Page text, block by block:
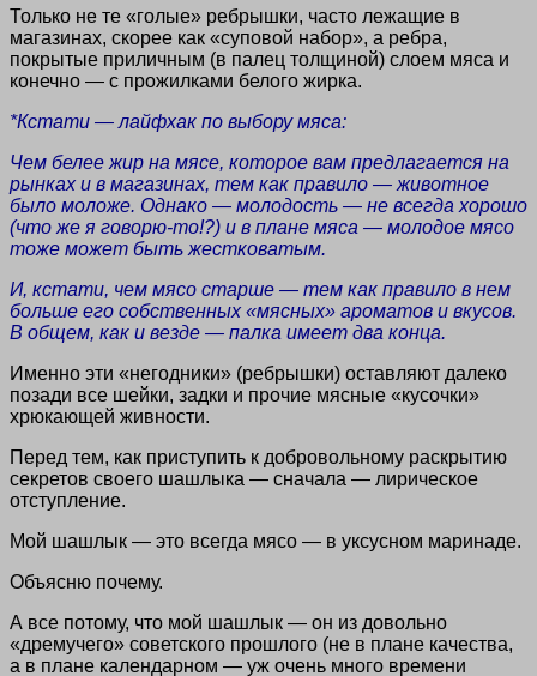
Только не те «голые» ребрышки, часто лежащие в
магазинах, скорее как «суповой набор», а ребра,
покрытые приличным (в палец толщиной) слоем мяса и
конечно — с прожилками белого жирка.
*Кстати — лайфхак по выбору мяса:
Чем белее жир на мясе, которое вам предлагается на
рынках и в магазинах, тем как правило — животное
было моложе. Однако — молодость — не всегда хорошо
(что же я говорю-то!?) и в плане мяса — молодое мясо
тоже может быть жестковатым.
И, кстати, чем мясо старше — тем как правило в нем
больше его собственных «мясных» ароматов и вкусов.
В общем, как и везде — палка имеет два конца.
Именно эти «негодники» (ребрышки) оставляют далеко
позади все шейки, задки и прочие мясные «кусочки»
хрюкающей живности.
Перед тем, как приступить к добровольному раскрытию
секретов своего шашлыка — сначала — лирическое
отступление.
Мой шашлык — это всегда мясо — в уксусном маринаде.
Объясню почему.
А все потому, что мой шашлык — он из довольно
«дремучего» советского прошлого (не в плане качества,
а в плане календарном — уж очень много времени